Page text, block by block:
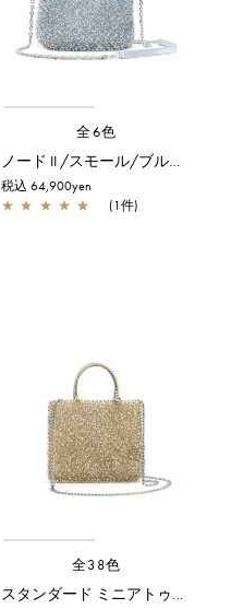
全6色
ノード II /スモール/ブルーシルバー
税込 64,900yen
★ ★ ★ ★ ★ (1件)
全38色
スタンダード ミニアトゥーラ/シルバーゴールド